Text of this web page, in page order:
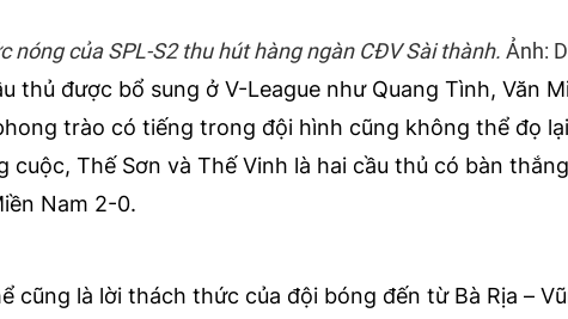
nóng của SPL-S2 thu hút hàng ngàn CĐV Sài thành. Ảnh:
thủ được bổ sung ở V-League như Quang Tình, Văn
trào có tiếng trong đội hình cũng không thể đọ
cuộc, Thế Sơn và Thế Vinh là hai cầu thủ có bàn
Nam 2-0.
cũng là lời thách thức của đội bóng đến từ Bà Rịa –